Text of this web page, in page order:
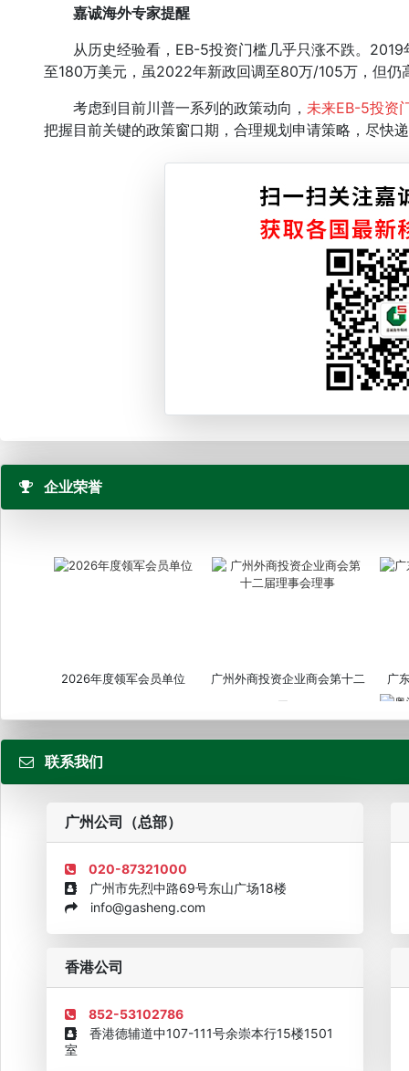
嘉诚海外专家提醒
从历史经验看，EB-5投资门槛几乎只涨不跌。2019
至180万美元，虽2022年新政回调至80万/105万，但仍
考虑到目前川普一系列的政策动向， 未来EB-5投资
把握目前关键的政策窗口期，合理规划申请策略，尽快
企业荣誉
2026年度领军会员单位
广州外商投资企业商会第十二
届...
广
企业诚信AAAAA奖牌2015 欧美澳最具价值品牌移民机构
联系我们
广州公司（总部）
020-87321000
广州市先烈中路69号东山广场18楼
info@gasheng.com
香港公司
852-53102786
香港德辅道中107-111号余崇本行15楼1501
室